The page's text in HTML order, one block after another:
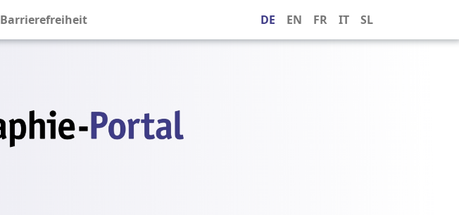
Barrierefreiheit DE EN FR IT SL